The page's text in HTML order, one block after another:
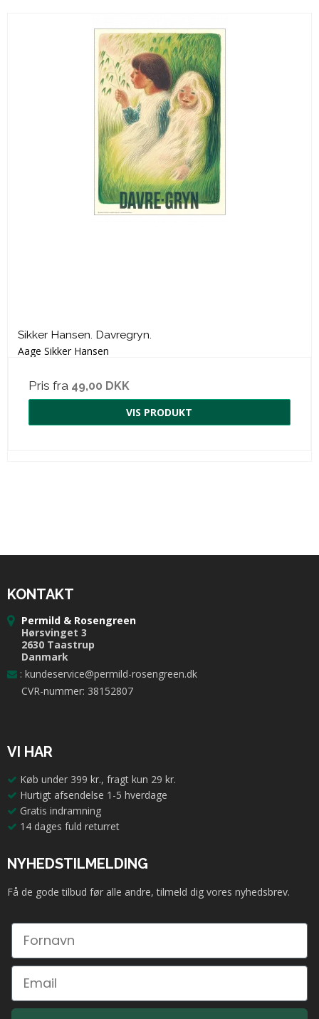
Sikker Hansen. Davregryn.
Aage Sikker Hansen
Pris fra 49,00 DKK
VIS PRODUKT
KONTAKT
Permild & Rosengreen
Hørsvinget 3
2630 Taastrup
Danmark
: kundeservice@permild-rosengreen.dk
CVR-nummer: 38152807
VI HAR
Køb under 399 kr., fragt kun 29 kr.
Hurtigt afsendelse 1-5 hverdage
Gratis indramning
14 dages fuld returret
NYHEDSTILMELDING
Få de gode tilbud før alle andre, tilmeld dig vores nyhedsbrev.